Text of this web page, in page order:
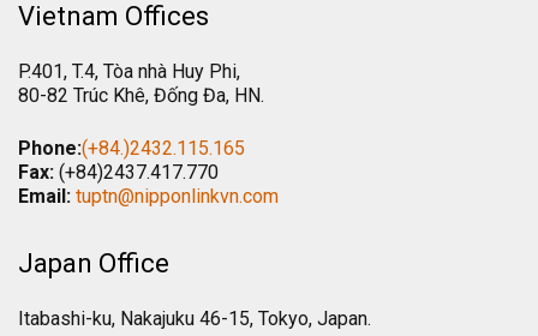
Vietnam Offices
P.401, T.4, Tòa nhà Huy Phi,
80-82 Trúc Khê, Đống Đa, HN.
Phone:(+84.)2432.115.165
Fax: (+84)2437.417.770
Email: tuptn@nipponlinkvn.com
Japan Office
Itabashi-ku, Nakajuku 46-15, Tokyo, Japan.